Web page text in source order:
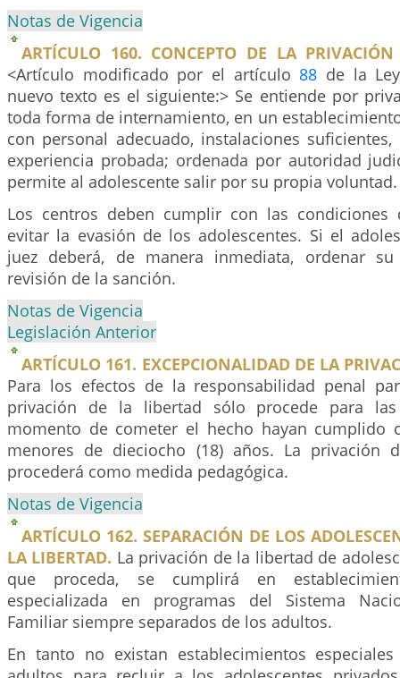
Notas de Vigencia
ARTÍCULO 160. CONCEPTO DE LA
<Artículo modificado por el artículo 88 de la
nuevo texto es el siguiente:> Se entiende por
toda forma de internamiento, en un
con personal adecuado, instalaciones
experiencia probada; ordenada por autoridad
permite al adolescente salir por su propia voluntad.
Los centros deben cumplir con las condiciones
evitar la evasión de los adolescentes. Si el
juez deberá, de manera inmediata, ordenar
revisión de la sanción.
Notas de Vigencia
Legislación Anterior
ARTÍCULO 161. EXCEPCIONALIDAD DE LA
Para los efectos de la responsabilidad penal
privación de la libertad sólo procede para
momento de cometer el hecho hayan cumplido
menores de dieciocho (18) años. La privación
procederá como medida pedagógica.
Notas de Vigencia
ARTÍCULO 162. SEPARACIÓN DE LOS
LA LIBERTAD. La privación de la libertad de
que proceda, se cumplirá en
especializada en programas del Sistema
Familiar siempre separados de los adultos.
En tanto no existan establecimientos